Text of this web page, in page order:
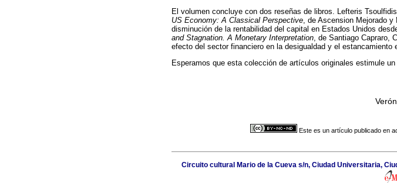
El volumen concluye con dos reseñas de libros. Lefteris
US Economy: A Classical Perspective , de Ascension Mejorado
disminución de la rentabilidad del capital en Estados Unidos
and Stagnation. A Monetary Interpretation , de Santiago Capraro,
efecto del sector financiero en la desigualdad y el estancamiento
Esperamos que esta colección de artículos originales estimule
Este es un artículo publicado en
Circuito cultural Mario de la Cueva s/n, Ciudad Universitaria,